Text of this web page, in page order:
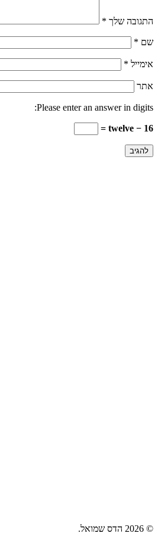
התגובה שלך *
שם *
אימייל *
אתר
Please enter an answer in digits:
16 − twelve =
© 2026 הדס שמואל.